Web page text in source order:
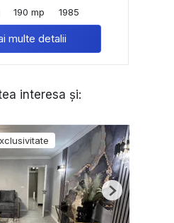
190 mp 1985
multe detalii
interesa și:
Next